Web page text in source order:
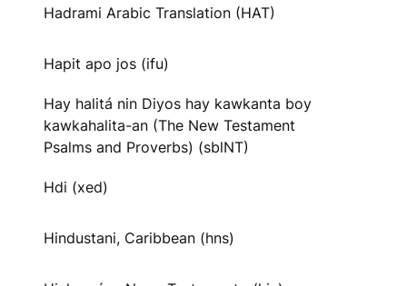
Hadrami Arabic Translation (HAT)
Hapit apo jos (ifu)
Hay halitá nin Diyos hay kawkanta boy
kawkahalita-an (The New Testament
Psalms and Proverbs) (sblNT)
Hdi (xed)
Hindustani, Caribbean (hns)